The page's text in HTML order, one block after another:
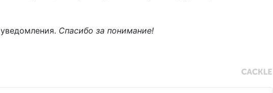
Спасибо за понимание!